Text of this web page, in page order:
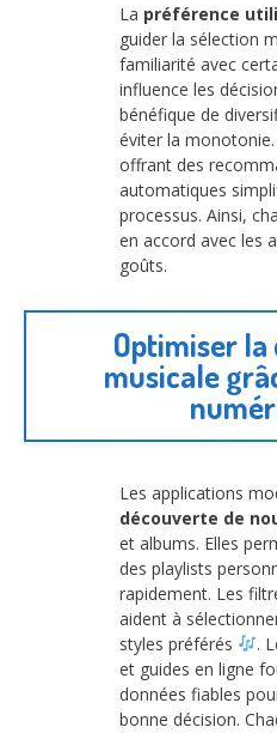
La préférence
guider la sélection
familiarité avec
influence les
bénéfique de
éviter la monotonie.
offrant des
automatiques
processus. Ainsi,
en accord avec les
goûts.
Optimiser
musicale
Les applications
découverte de
et albums. Elles
des playlists
rapidement. Les
aident à
styles préférés
.
et guides en ligne
données fiables
bonne décision.